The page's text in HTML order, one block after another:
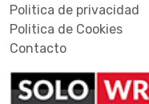
Politica de privacidad
Politica de Cookies
Contacto